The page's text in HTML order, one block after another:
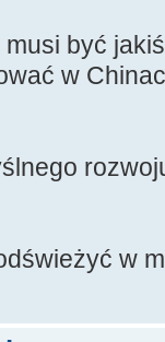
być
w
w